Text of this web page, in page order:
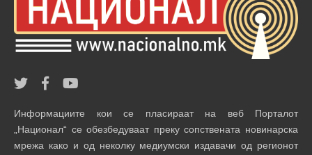
Информациите кои се пласираат на веб Порталот
„Национал“ се обезбедуваат преку сопствената новинарска
мрежа како и од неколку медиумски издавачи од регионот